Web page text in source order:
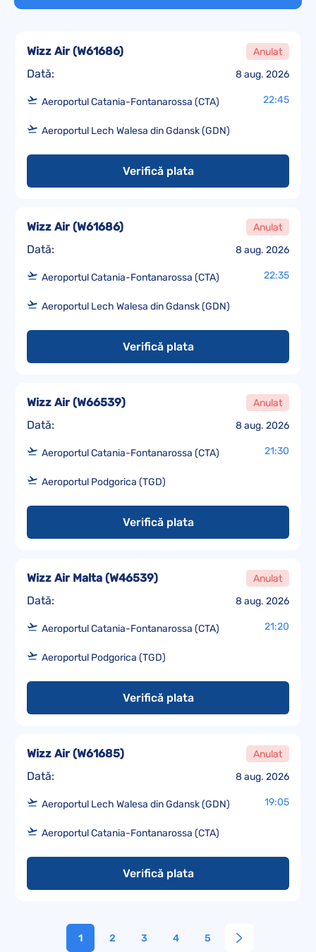
Dată: 8 aug. 2026
Wizz Air(W61686) Anulat
Aeroportul Catania-Fontanarossa (CTA) 22:45
Aeroportul Lech Walesa din Gdansk (GDN)
Verifică plata
Dată: 8 aug. 2026
Wizz Air(W61686) Anulat
Aeroportul Catania-Fontanarossa (CTA) 22:35
Aeroportul Lech Walesa din Gdansk (GDN)
Verifică plata
Dată: 8 aug. 2026
Wizz Air(W66539) Anulat
Aeroportul Catania-Fontanarossa (CTA) 21:30
Aeroportul Podgorica (TGD)
Verifică plata
Dată: 8 aug. 2026
Wizz Air Malta (W46539) Anulat
Aeroportul Catania-Fontanarossa (CTA) 21:20
Aeroportul Podgorica (TGD)
Verifică plata
Dată: 8 aug. 2026
Wizz Air(W61685) Anulat
Aeroportul Lech Walesa din Gdansk (GDN) 19:05
Aeroportul Catania-Fontanarossa (CTA)
Verifică plata
1 2 3 4 5